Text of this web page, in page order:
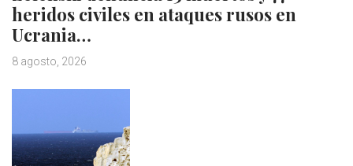
heridos civiles en ataques rusos en
Ucrania…
8 agosto, 2026